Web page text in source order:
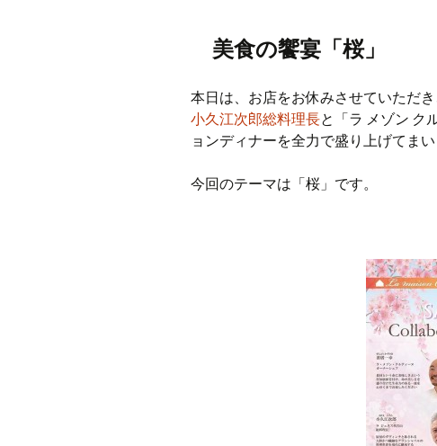
美食の饗宴「桜」
本日は、お店をお休みさせていただ
小久江次郎総料理長と「ラ メゾン ク
ョンディナーを全力で盛り上げてまい
今回のテーマは「桜」です。